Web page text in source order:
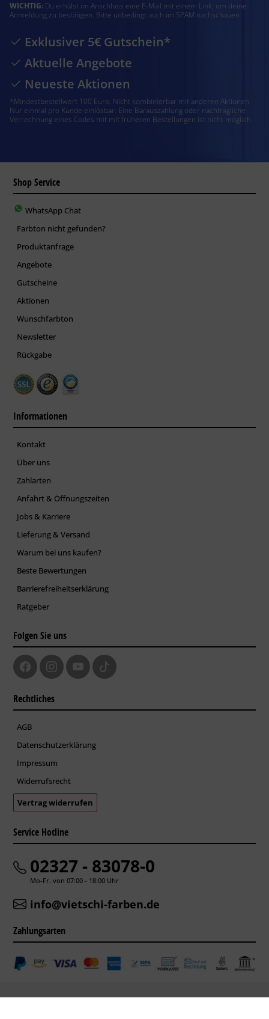
WICHTIG: Du erhälst im Anschluss eine E-Mail mit einem Link, um deine
Anmeldung zu bestätigen. Bitte unbedingt auch im SPAM nachschauen
Exklusiver 5€ Gutschein*
Aktuelle Angebote
Neueste Aktionen
*Mindestbestellwert 100 Euro. Nicht kombinierbar mit anderen Aktionen.
Nur einmal pro Kunde einlösbar. Eine Barauszahlung oder nachträgliche
Verrechnung eines Codes mit mit früheren Bestellungen ist nicht möglich.
Shop Service
WhatsApp Chat
Farbton nicht gefunden?
Produktanfrage
Angebote
Gutscheine
Aktionen
Wunschfarbton
Newsletter
Rückgabe
Informationen
Kontakt
Über uns
Zahlarten
Anfahrt & Öffnungszeiten
Jobs & Karriere
Lieferung & Versand
Warum bei uns kaufen?
Beste Bewertungen
Barrierefreiheitserklärung
Ratgeber
Folgen Sie uns
Rechtliches
AGB
Datenschutzerklärung
Impressum
Widerrufsrecht
Vertrag widerrufen
Service Hotline
02327 - 83078-0
Mo-Fr. von 07:00 - 18:00 Uhr
info@vietschi-farben.de
Zahlungsarten